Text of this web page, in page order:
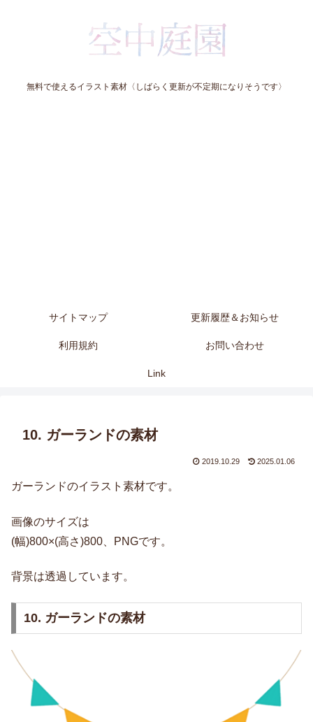
無料で使えるイラスト素材〈しばらく更新が不定期になりそうです〉
サイトマップ 更新履歴＆お知らせ
利用規約 お問い合わせ
Link
10. ガーランドの素材
2019.10.29 2025.01.06
ガーランドのイラスト素材です。
画像のサイズは
(幅)800×(高さ)800、PNGです。
背景は透過しています。
10. ガーランドの素材